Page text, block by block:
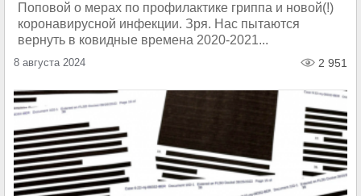
Поповой о мерах по профилактике гриппа и новой(!)
коронавирусной инфекции. Зря. Нас пытаются
вернуть в ковидные времена 2020-2021...
8 августа 2024 2 951